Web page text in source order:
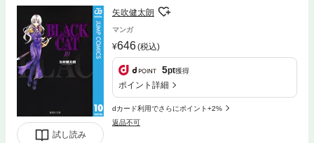
試し読み
矢吹健太朗
マンガ
646(税込)
5pt獲得
ポイント詳細
dカード利用でさらにポイント+2%
返品不可